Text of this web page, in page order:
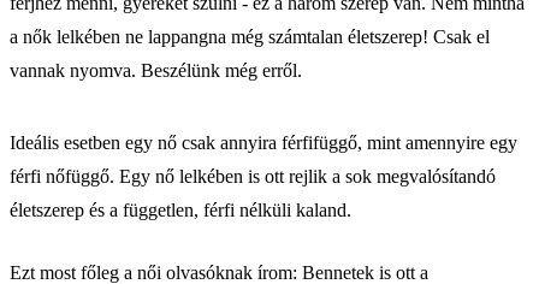
a nők lelkében ne lappangna még számtalan életszerep! Csak el
vannak nyomva. Beszélünk még erről.
Ideális esetben egy nő csak annyira férfifüggő, mint amennyire egy
férfi nőfüggő. Egy nő lelkében is ott rejlik a sok megvalósítandó
életszerep és a független, férfi nélküli kaland.
Ezt most főleg a női olvasóknak írom: Bennetek is ott a